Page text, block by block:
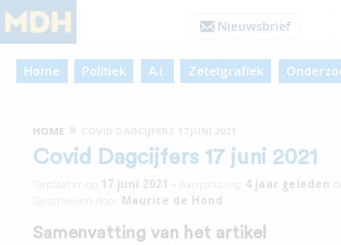
Home Politiek A.I. Zetelgrafiek
HOME »
Covid Dagcijfers 17 juni 2021
17 juni 2021 4 jaar geleden
Maurice de Hond
Samenvatting van het artikel